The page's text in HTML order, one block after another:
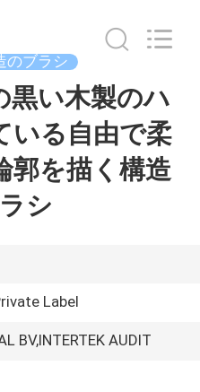
のブラシ
黒い木製のハ
いる自由で柔
郭を描く構造
シ
Label
BV,INTERTEK AUDIT